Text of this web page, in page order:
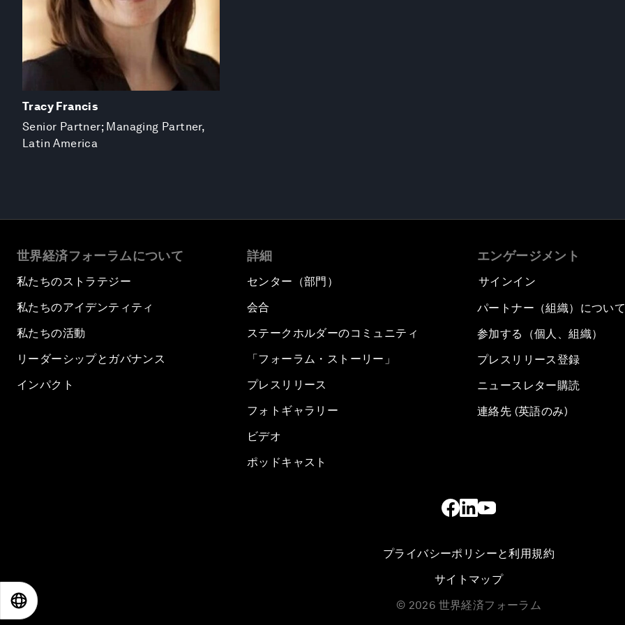
Tracy Francis
Senior Partner; Managing Partner,
Latin America
世界経済フォーラムについて
私たちのストラテジー
私たちのアイデンティティ
私たちの活動
リーダーシップとガバナンス
インパクト
詳細
センター（部門）
会合
ステークホルダーのコミュニティ
「フォーラム・ストーリー」
プレスリリース
フォトギャラリー
ビデオ
ポッドキャスト
エンゲージメント
サインイン
パートナー（組織）について
参加する（個人、組織）
プレスリリース登録
ニュースレター購読
連絡先 (英語のみ)
プライバシーポリシーと利用規約
サイトマップ
© 2026 世界経済フォーラム